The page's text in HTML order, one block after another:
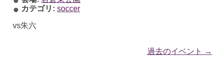
カテゴリ: soccer
vs朱六
過去のイベント →